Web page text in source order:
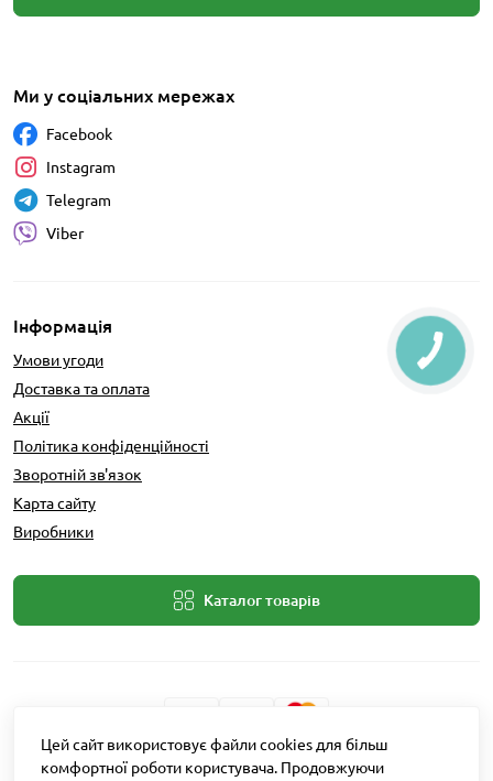
Інформація
Умови угоди
Доставка та оплата
Акції
Політика конфіденційності
Зворотній зв'язок
Карта сайту
Виробники
Каталог товарів
Ми у соціальних мережах
Facebook
Instagram
Telegram
Viber
Розробник: Intent Solutions
Цей сайт використовує файли cookies для більш
комфортної роботи користувача. Продовжуючи